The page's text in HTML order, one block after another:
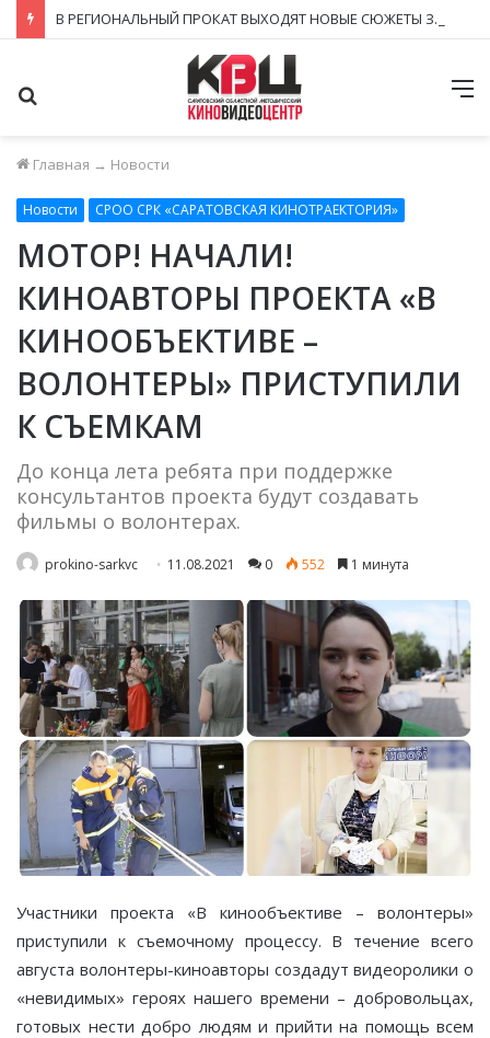
В РЕГИОНАЛЬНЫЙ ПРОКАТ ВЫХОДЯТ НОВЫЕ СЮЖЕТЫ ЗНАКОМЫХ КИНОВСЕЛЕННЫХ
Главная → Новости
Новости СРОО СРК «САРАТОВСКАЯ КИНОТРАЕКТОРИЯ»
МОТОР! НАЧАЛИ!
КИНОАВТОРЫ ПРОЕКТА «В
КИНООБЪЕКТИВЕ –
ВОЛОНТЕРЫ» ПРИСТУПИЛИ
К СЪЕМКАМ
До конца лета ребята при поддержке
консультантов проекта будут создавать
фильмы о волонтерах.
prokino-sarkvc 11.08.2021 0 552 1 минута
Участники проекта «В кинообъективе – волонтеры»
приступили к съемочному процессу. В течение всего
августа волонтеры-киноавторы создадут видеоролики о
«невидимых» героях нашего времени – добровольцах,
готовых нести добро людям и прийти на помощь всем